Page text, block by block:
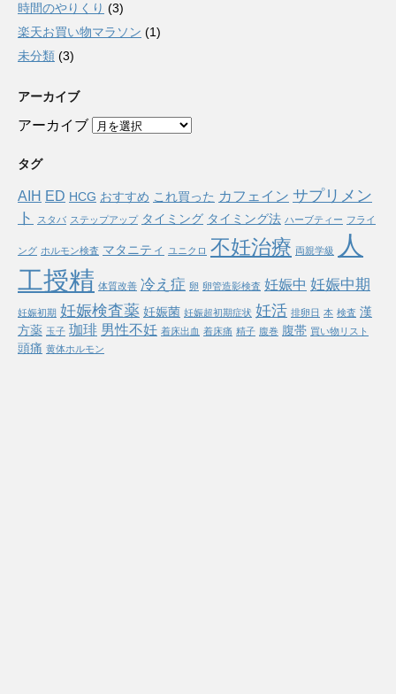
時間のやりくり (3)
楽天お買い物マラソン (1)
未分類 (3)
アーカイブ
アーカイブ
タグ
AIH ED HCG おすすめ これ買った カフェイン サプリメン
ト
スタバ ステップアップ タイミング タイミング法 ハーブティー フライ
ング ホルモン検査 マタニティ ユニクロ 不妊治療 両親学級
人
工授精 体質改善 冷え症 卵 卵管造影検査 妊娠中 妊娠中期
妊娠初期 妊娠検査薬 妊娠菌 妊娠超初期症状 妊活 排卵日 本 検査 漢
方薬 玉子 珈琲 男性不妊 着床出血 着床痛 精子 腹巻 腹帯 買い物リスト
頭痛 黄体ホルモン